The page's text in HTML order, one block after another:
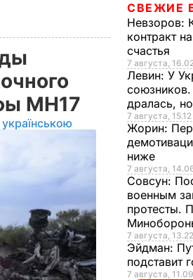
MH17
СВЕЖИЕ
Невзоров:
контракт
счастья
7 августа,
Левин: У
дралась,
7 августа, 15.12
Жорин:
ниже
7 августа,
Совсун:
военным
протесты.
7 августа, 13.22
Эйдман:
подставит
7 августа, 11.09